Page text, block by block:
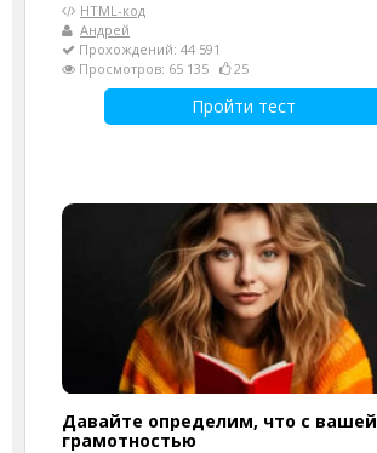
HTML-код
Андрей
Прохождений: 44 591
Просмотров: 65 135
25
Пройти тест
Давайте определим, что с вашей
грамотностью